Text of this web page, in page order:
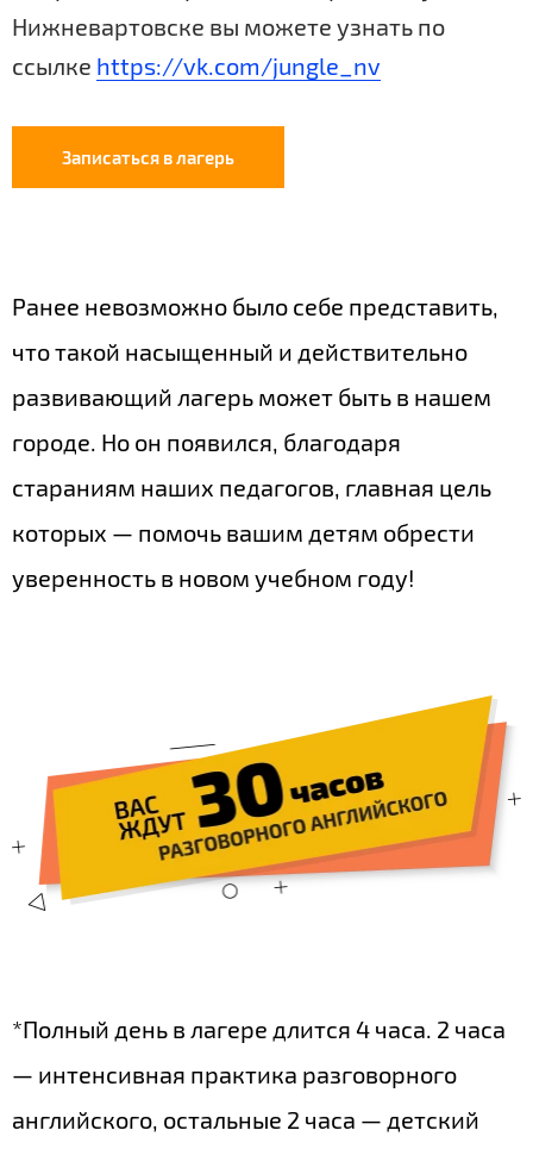
Нижневартовске вы можете узнать по
ссылке https://vk.com/jungle_nv
Записаться в лагерь
Ранее невозможно было себе представить,
что такой насыщенный и действительно
развивающий лагерь может быть в нашем
городе. Но он появился, благодаря
стараниям наших педагогов, главная цель
которых — помочь вашим детям обрести
уверенность в новом учебном году!
*Полный день в лагере длится 4 часа. 2 часа
— интенсивная практика разговорного
английского, остальные 2 часа — детский